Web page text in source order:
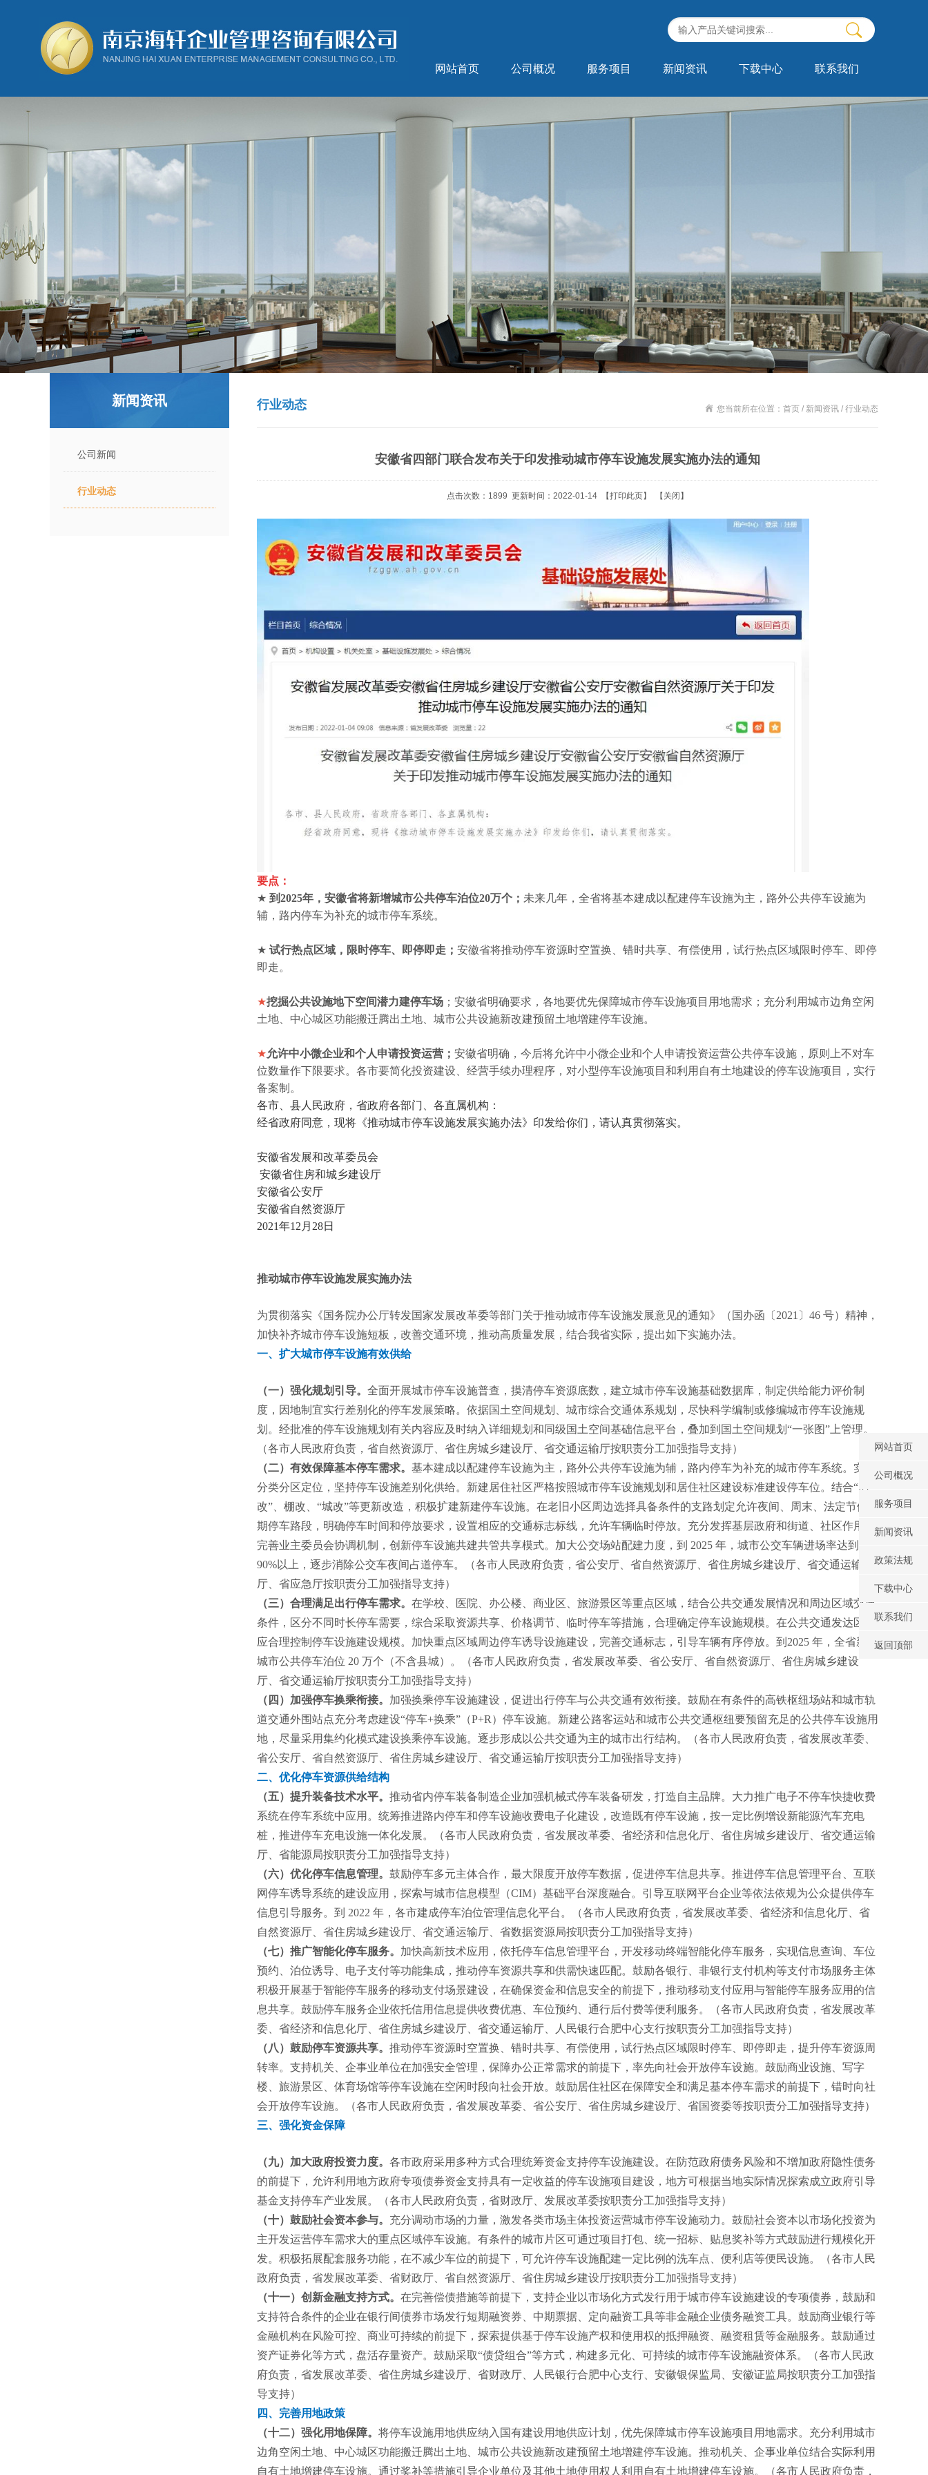
网站首页 公司概况 服务项目 新闻资讯 下载中心 联系我们
新闻资讯
公司新闻
行业动态
行业动态 您当前所在位置：首页 / 新闻资讯 / 行业动态
安徽省四部门联合发布关于印发推动城市停车设施发展实施办法的通知
点击次数： 1899 更新时间：2022-01-14 【打印此页】 【 关闭 】
要点：
★ 到2025年，安徽省将新增城市公共停车泊位20万个； 未来几年，全省将基本建成以配建停车设施为主，路外公共停车设施为
辅，路内停车为补充的城市停车系统。
★ 试行热点区域，限时停车、即停即走； 安徽省将推动停车资源时空置换、错时共享、有偿使用，试行热点区域限时停车、即停
即走。
★挖掘公共设施地下空间潜力建停车场 ；安徽省明确要求，各地要优先保障城市停车设施项目用地需求；充分利用城市边角空闲
土地、中心城区功能搬迁腾出土地、城市公共设施新改建预留土地增建停车设施。
★允许中小微企业和个人申请投资运营； 安徽省明确，今后将允许中小微企业和个人申请投资运营公共停车设施，原则上不对车
位数量作下限要求。各市要简化投资建设、经营手续办理程序，对小型停车设施项目和利用自有土地建设的停车设施项目，实行
备案制。
各市、县人民政府，省政府各部门、各直属机构：
经省政府同意，现将《推动城市停车设施发展实施办法》印发给你们，请认真贯彻落实。
安徽省发展和改革委员会
安徽省住房和城乡建设厅
安徽省公安厅
安徽省自然资源厅
2021年12月28日
推动城市停车设施发展实施办法
为贯彻落实《国务院办公厅转发国家发展改革委等部门关于推动城市停车设施发展意见的通知》（国办函〔2021〕46 号）精神，
加快补齐城市停车设施短板，改善交通环境，推动高质量发展，结合我省实际，提出如下实施办法。
一、扩大城市停车设施有效供给
（一）强化规划引导。 全面开展城市停车设施普查，摸清停车资源底数，建立城市停车设施基础数据库，制定供给能力评价制
度，因地制宜实行差别化的停车发展策略。依据国土空间规划、城市综合交通体系规划，尽快科学编制或修编城市停车设施规
划。经批准的停车设施规划有关内容应及时纳入详细规划和同级国土空间基础信息平台，叠加到国土空间规划“一张图”上管理。
（各市人民政府负责，省自然资源厅、省住房城乡建设厅、省交通运输厅按职责分工加强指导支持）
（二）有效保障基本停车需求。 基本建成以配建停车设施为主，路外公共停车设施为辅，路内停车为补充的城市停车系统。实行
分类分区定位，坚持停车设施差别化供给。新建居住社区严格按照城市停车设施规划和居住社区建设标准建设停车位。结合“旧
改”、棚改、“城改”等更新改造，积极扩建新建停车设施。在老旧小区周边选择具备条件的支路划定允许夜间、周末、法定节假
期停车路段，明确停车时间和停放要求，设置相应的交通标志标线，允许车辆临时停放。充分发挥基层政府和街道、社区作用，
完善业主委员会协调机制，创新停车设施共建共管共享模式。加大公交场站配建力度，到 2025 年，城市公交车辆进场率达到
90%以上，逐步消除公交车夜间占道停车。（各市人民政府负责，省公安厅、省自然资源厅、省住房城乡建设厅、省交通运输
厅、省应急厅按职责分工加强指导支持）
（三）合理满足出行停车需求。 在学校、医院、办公楼、商业区、旅游景区等重点区域，结合公共交通发展情况和周边区域交通
条件，区分不同时长停车需要，综合采取资源共享、价格调节、临时停车等措施，合理确定停车设施规模。在公共交通发达区域
应合理控制停车设施建设规模。加快重点区域周边停车诱导设施建设，完善交通标志，引导车辆有序停放。到2025 年，全省新增
城市公共停车泊位 20 万个（不含县城）。（各市人民政府负责，省发展改革委、省公安厅、省自然资源厅、省住房城乡建设
厅、省交通运输厅按职责分工加强指导支持）
（四）加强停车换乘衔接。 加强换乘停车设施建设，促进出行停车与公共交通有效衔接。鼓励在有条件的高铁枢纽场站和城市轨
道交通外围站点充分考虑建设“停车+换乘”（P+R）停车设施。新建公路客运站和城市公共交通枢纽要预留充足的公共停车设施用
地，尽量采用集约化模式建设换乘停车设施。逐步形成以公共交通为主的城市出行结构。（各市人民政府负责，省发展改革委、
省公安厅、省自然资源厅、省住房城乡建设厅、省交通运输厅按职责分工加强指导支持）
二、优化停车资源供给结构
（五）提升装备技术水平。 推动省内停车装备制造企业加强机械式停车装备研发，打造自主品牌。大力推广电子不停车快捷收费
系统在停车系统中应用。统筹推进路内停车和停车设施收费电子化建设，改造既有停车设施，按一定比例增设新能源汽车充电
桩，推进停车充电设施一体化发展。（各市人民政府负责，省发展改革委、省经济和信息化厅、省住房城乡建设厅、省交通运输
厅、省能源局按职责分工加强指导支持）
（六）优化停车信息管理。 鼓励停车多元主体合作，最大限度开放停车数据，促进停车信息共享。推进停车信息管理平台、互联
网停车诱导系统的建设应用，探索与城市信息模型（CIM）基础平台深度融合。引导互联网平台企业等依法依规为公众提供停车
信息引导服务。到 2022 年，各市建成停车泊位管理信息化平台。（各市人民政府负责，省发展改革委、省经济和信息化厅、省
自然资源厅、省住房城乡建设厅、省交通运输厅、省数据资源局按职责分工加强指导支持）
（七）推广智能化停车服务。 加快高新技术应用，依托停车信息管理平台，开发移动终端智能化停车服务，实现信息查询、车位
预约、泊位诱导、电子支付等功能集成，推动停车资源共享和供需快速匹配。鼓励各银行、非银行支付机构等支付市场服务主体
积极开展基于智能停车服务的移动支付场景建设，在确保资金和信息安全的前提下，推动移动支付应用与智能停车服务应用的信
息共享。鼓励停车服务企业依托信用信息提供收费优惠、车位预约、通行后付费等便利服务。（各市人民政府负责，省发展改革
委、省经济和信息化厅、省住房城乡建设厅、省交通运输厅、人民银行合肥中心支行按职责分工加强指导支持）
（八）鼓励停车资源共享。 推动停车资源时空置换、错时共享、有偿使用，试行热点区域限时停车、即停即走，提升停车资源周
转率。支持机关、企事业单位在加强安全管理，保障办公正常需求的前提下，率先向社会开放停车设施。鼓励商业设施、写字
楼、旅游景区、体育场馆等停车设施在空闲时段向社会开放。鼓励居住社区在保障安全和满足基本停车需求的前提下，错时向社
会开放停车设施。（各市人民政府负责，省发展改革委、省公安厅、省住房城乡建设厅、省国资委等按职责分工加强指导支持）
三、强化资金保障
（九）加大政府投资力度。 各市政府采用多种方式合理统筹资金支持停车设施建设。在防范政府债务风险和不增加政府隐性债务
的前提下，允许利用地方政府专项债券资金支持具有一定收益的停车设施项目建设，地方可根据当地实际情况探索成立政府引导
基金支持停车产业发展。（各市人民政府负责，省财政厅、发展改革委按职责分工加强指导支持）
（十）鼓励社会资本参与。 充分调动市场的力量，激发各类市场主体投资运营城市停车设施动力。鼓励社会资本以市场化投资为
主开发运营停车需求大的重点区域停车设施。有条件的城市片区可通过项目打包、统一招标、贴息奖补等方式鼓励进行规模化开
发。积极拓展配套服务功能，在不减少车位的前提下，可允许停车设施配建一定比例的洗车点、便利店等便民设施。（各市人民
政府负责，省发展改革委、省财政厅、省自然资源厅、省住房城乡建设厅按职责分工加强指导支持）
（十一）创新金融支持方式。 在完善偿债措施等前提下，支持企业以市场化方式发行用于城市停车设施建设的专项债券，鼓励和
支持符合条件的企业在银行间债券市场发行短期融资券、中期票据、定向融资工具等非金融企业债务融资工具。鼓励商业银行等
金融机构在风险可控、商业可持续的前提下，探索提供基于停车设施产权和使用权的抵押融资、融资租赁等金融服务。鼓励通过
资产证券化等方式，盘活存量资产。鼓励采取“债贷组合”等方式，构建多元化、可持续的城市停车设施融资体系。（各市人民政
府负责，省发展改革委、省住房城乡建设厅、省财政厅、人民银行合肥中心支行、安徽银保监局、安徽证监局按职责分工加强指
导支持）
四、完善用地政策
（十二）强化用地保障。 将停车设施用地供应纳入国有建设用地供应计划，优先保障城市停车设施项目用地需求。充分利用城市
边角空闲土地、中心城区功能搬迁腾出土地、城市公共设施新改建预留土地增建停车设施。推动机关、企事业单位结合实际利用
自有土地增建停车设施。通过奖补等措施引导企业单位及其他土地使用权人利用自有土地增建停车设施。（各市人民政府负责，
网站首页
公司概况
服务项目
新闻资讯
政策法规
下载中心
联系我们
返回顶部